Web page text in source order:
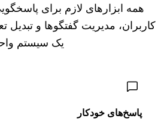
همه ابزارهای لازم برای
کاربران، مدیریت گفتگوها و
یک سیستم
پاسخ‌های خودکار